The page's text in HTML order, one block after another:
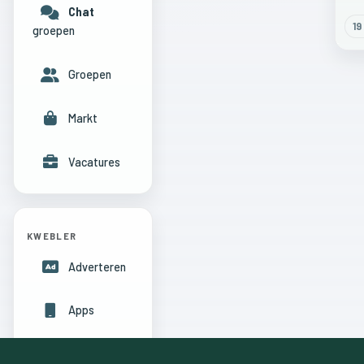
19
Chat
groepen
Groepen
Markt
Vacatures
KWEBLER
Adverteren
Apps